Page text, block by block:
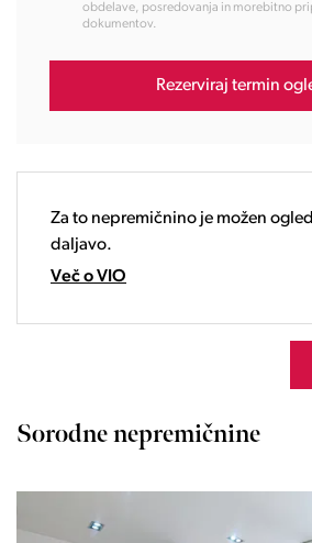
obdelave, posredovanja in morebitno
dokumentov.
Rezerviraj termin
Za to nepremičnino je možen
daljavo.
Več o VIO
Sorodne nepremičnine